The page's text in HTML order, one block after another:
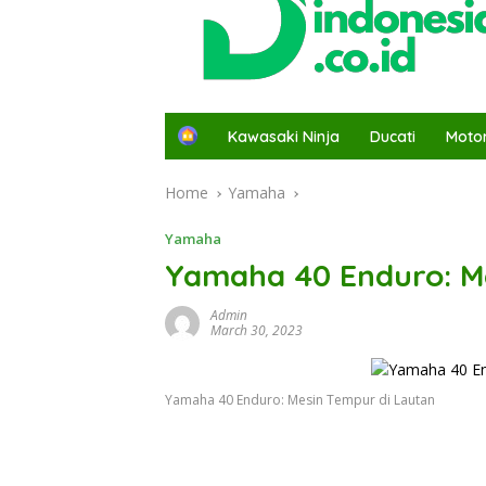
H
e
Kawasaki Ninja Ducati
Home Yamaha
Yamaha
Yamaha 40 Enduro:
Admin
March 30, 2023
Yamaha 40 Enduro: Mesin Tempur di Lautan